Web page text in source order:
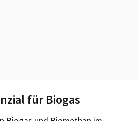
für Biogas